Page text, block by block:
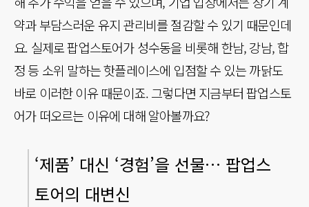
약과 부담스러운 유지 관리비를 절감할 수 있기 때문인데
요. 실제로 팝업스토어가 성수동을 비롯해 한남, 강남, 합
정 등 소위 말하는 핫플레이스에 입점할 수 있는 까닭도
바로 이러한 이유 때문이죠. 그렇다면 지금부터 팝업스토
어가 떠오르는 이유에 대해 알아볼까요?
‘제품’ 대신 ‘경험’을 선물… 팝업스
토어의 대변신